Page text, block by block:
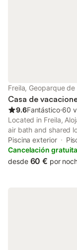
Freila, Geoparque de
Casa de
9.6Fantástico⋅60
Located in Freila,
air bath and shared
lake views. The
WiFi throughout the
Piscina exterior
Cancelación gratuita
desde 60 € por